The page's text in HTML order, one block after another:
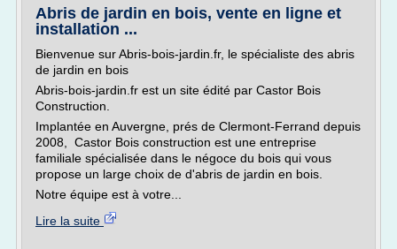
Abris de jardin en bois, vente en ligne et
installation ...
Bienvenue sur Abris-bois-jardin.fr, le spécialiste des abris
de jardin en bois
Abris-bois-jardin.fr est un site édité par Castor Bois
Construction.
Implantée en Auvergne, prés de Clermont-Ferrand depuis
2008, Castor Bois construction est une entreprise
familiale spécialisée dans le négoce du bois qui vous
propose un large choix de d'abris de jardin en bois.
Notre équipe est à votre...
Lire la suite